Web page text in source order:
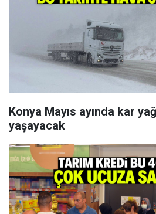
Konya Mayıs ayında kar
yaşayacak